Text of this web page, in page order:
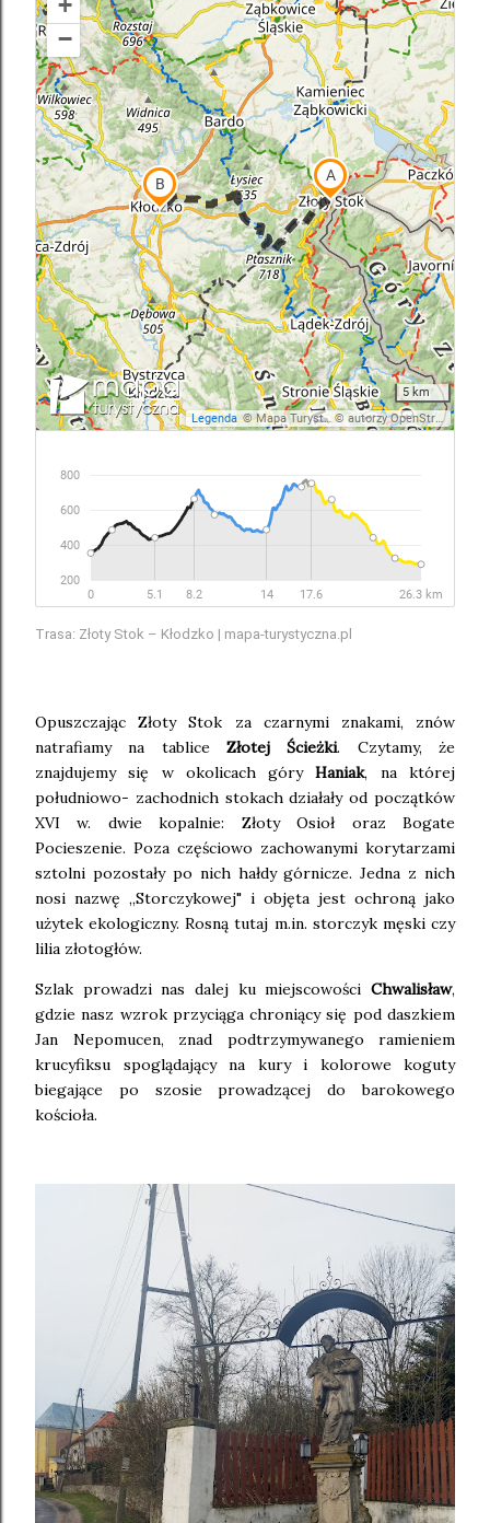
Trasa: Złoty Stok – Kłodzko | mapa-turystyczna.pl
Opuszczając Złoty Stok za czarnymi znakami, znów
natrafiamy na tablice Złotej Ścieżki. Czytamy, że
znajdujemy się w okolicach góryHaniak, na której
południowo- zachodnich stokach działały od początków
XVI w. dwie kopalnie: Złoty Osioł oraz Bogate
Pocieszenie. Poza częściowo zachowanymi korytarzami
sztolni pozostały po nich hałdy górnicze. Jedna z nich
nosi nazwę ,,Storczykowej" i objęta jest ochroną jako
użytek ekologiczny. Rosną tutaj m.in. storczyk męski czy
lilia złotogłów.
Szlak prowadzi nas dalej ku miejscowości Chwalisław,
gdzie nasz wzrok przyciąga chroniący się pod daszkiem
Jan Nepomucen, znad podtrzymywanego ramieniem
krucyfiksu spoglądający na kury i kolorowe koguty
biegające po szosie prowadzącej do barokowego
kościoła.